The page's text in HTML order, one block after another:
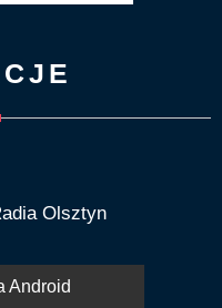
Olsztyn
Android